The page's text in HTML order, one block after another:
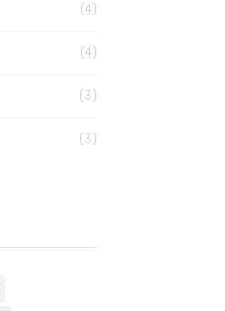
(4)
(4)
(3)
(3)